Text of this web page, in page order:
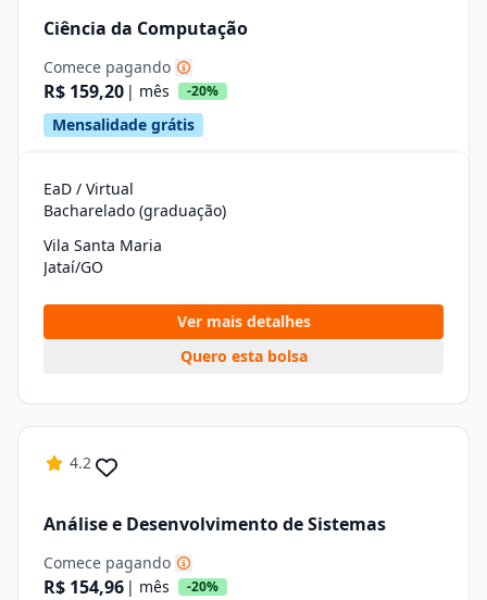
Ciência da Computação
Comece pagando
R$ 159,20 | mês -20%
Mensalidade grátis
EaD / Virtual
Bacharelado (graduação)
Vila Santa Maria
Jataí/GO
Ver mais detalhes
Quero esta bolsa
4.2
Análise e Desenvolvimento de Sistemas
Comece pagando
R$ 154,96 | mês -20%